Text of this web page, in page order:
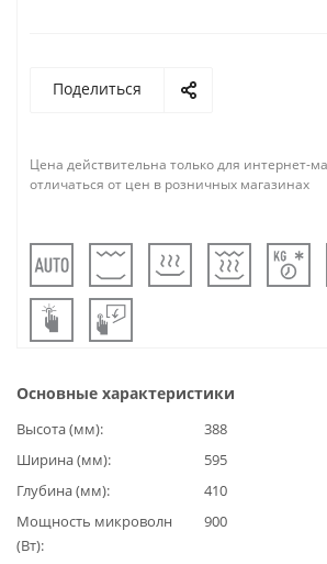
Поделиться
Цена действительна только для интернет-
отличаться от цен в розничных магазинах
Основные характеристики
Высота (мм)
388
Ширина (мм)
595
Глубина (мм)
410
Мощность микроволн
(Вт)
900